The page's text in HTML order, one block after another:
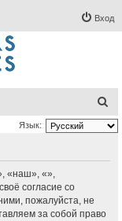
Вход
о
Язык:
«наш», «»,
согласие со
пожалуйста, не
за собой право